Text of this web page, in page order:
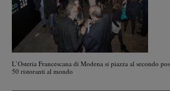
L’Osteria Francescana di Modena si piazza al secondo
50 ristoranti al mondo